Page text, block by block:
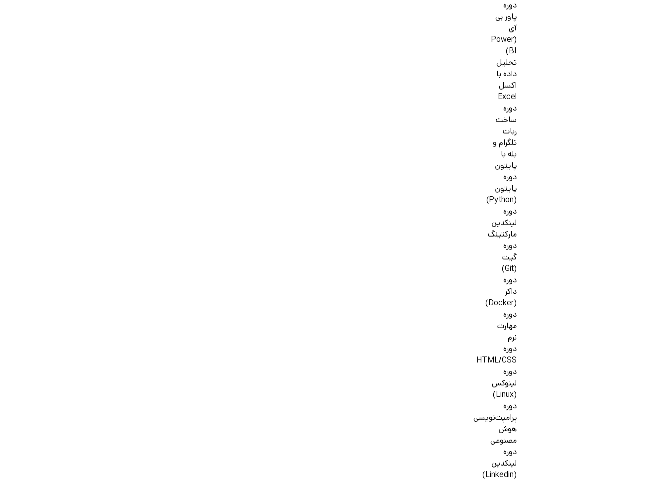
دوره
پاور بی
آی
(Power
BI)
تحلیل
داده با
اکسل
Excel
دوره
ساخت
ربات
تلگرام و
بله با
پایتون
دوره
پایتون
(Python)
دوره
لینکدین
مارکتینگ
دوره
گیت
(Git)
دوره
داکر
(Docker)
دوره
مهارت
نرم
دوره
HTML/CSS
دوره
لینوکس
(Linux)
دوره
پرامپت‌نویسی
هوش
مصنوعی
دوره
لینکدین
(Linkedin)